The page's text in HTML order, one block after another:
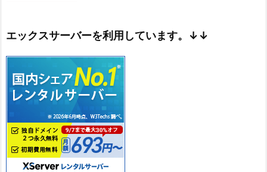
エックスサーバーを利用しています。↓↓